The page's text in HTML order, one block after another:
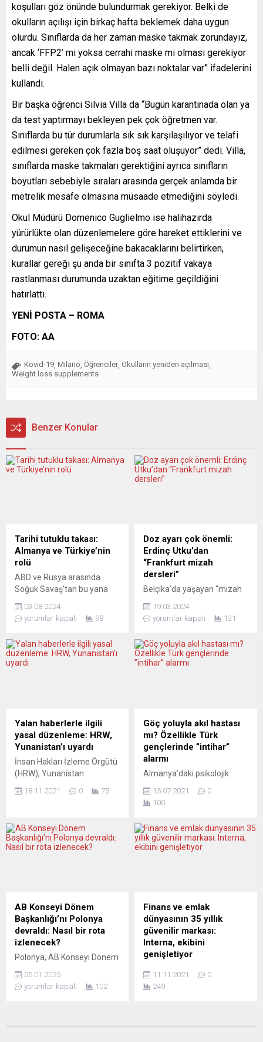
koşulları göz önünde bulundurmak gerekiyor. Belki de
okulların açılışı için birkaç hafta beklemek daha uygun
olurdu. Sınıflarda da her zaman maske takmak zorundayız,
ancak ‘FFP2’ mi yoksa cerrahi maske mi olması gerekiyor
belli değil. Halen açık olmayan bazı noktalar var” ifadelerini
kullandı.
Bir başka öğrenci Silvia Villa da “Bugün karantinada olan ya
da test yaptırmayı bekleyen pek çok öğretmen var.
Sınıflarda bu tür durumlarla sık sık karşılaşılıyor ve telafi
edilmesi gereken çok fazla boş saat oluşuyor” dedi. Villa,
sınıflarda maske takmaları gerektiğini ayrıca sınıfların
boyutları sebebiyle sıraları arasında gerçek anlamda bir
metrelik mesafe olmasına müsaade etmediğini söyledi.
Okul Müdürü Domenico Guglielmo ise halihazırda
yürürlükte olan düzenlemelere göre hareket ettiklerini ve
durumun nasıl gelişeceğine bakacaklarını belirtirken,
kurallar gereği şu anda bir sınıfta 3 pozitif vakaya
rastlanması durumunda uzaktan eğitime geçildiğini
hatırlattı.
YENİ POSTA – ROMA
FOTO: AA
Kovid-19 Milano Öğrenciler Okulların yeniden açılması
Weight loss supplements
Benzer Konular
Tarihi tutuklu takası:
Almanya ve Türkiye’nin
rolü
ABD ve Rusya arasında
Soğuk Savaş’tan bu yana
tutuklu takası, dünya
gündeminde geniş yankı
mücadele uzmanı Hans-
Jakob Schindler,
anlaşmanın
gerçekleşmesinde kilit rol
oynadığını belirtti. Federal
Güvenlik Servisi’nin (FSB)
eski ajanı olan Vadim
Krasikov,...
03.08.2024
yorumlar kapalı
98
Doz ayarı çok önemli:
Erdinç Utku’dan
“Frankfurt mizah
dersleri”
Belçika’da yaşayan “mizah
Almanya’nın çeşitli kentlerini
içeren “mizah ve iletişim
Frankfurt oldu. Haziran
Kültürevi’nde geleneksel
neşeli bir sunum
gerçekleştirdi, hem de
Cumhuriyet gazetesinde
yayınlanan aforizmalardan
Yerilim Hattı”nı...
19.03.2024
yorumlar kapalı
131
Yalan haberlerle ilgili
yasal düzenleme: HRW,
Yunanistan’ı uyardı
İnsan Hakları İzleme Örgütü
(HRW), Yunanistan
onayladığı, “yalan haber”
düzenlemenin, ifade ve
medya özgürlüğü ile
parlamentosunun yalan
haber yayılmasını ceza
gerektiren bir suç haline
getiren yasal düzenlemeye
18.11.2021 0 75
Göç yoluyla akıl hastası
mı? Özellikle Türk
gençlerinde ”intihar”
alarmı
Almanya’daki psikolojik
göçmenlerin sayısı artıyor.
Son araştırmalara göre göç
klinik tabloları, Almanlardan
farklılık gösteriyor. Özellikle
olarak ergenlik çağındaki
Türklerin intihar eğilimi
alarm veriyor. Robert Koch
Enstitüsü ve Federal
Almanya...
15.07.2021
0
100
AB Konseyi Dönem
Başkanlığı’nı Polonya
devraldı: Nasıl bir rota
izlenecek?
Polonya, AB Konseyi Dönem
Avrupa’da önemli bir
dönemeçte yer alıyor.
05.01.2025
yorumlar kapalı
102
Finans ve emlak
dünyasının 35 yıllık
güvenilir markası:
Interna, ekibini
genişletiyor
35 yıllık, en başarılı ve
güvenilir ismi Interna Ulm Ali
11.11.2021
0
249